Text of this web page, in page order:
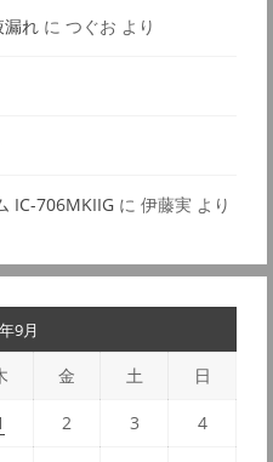
漏れ に つぐお より
IC-706MKIIG に 伊藤実 より
9月
金 土 日
2 3 4